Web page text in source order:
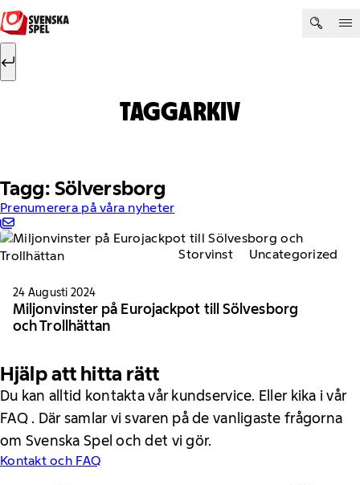
Hoppa till innehåll
Sök efter:
TAGGARKIV
Tagg: Sölversborg
Prenumerera på våra nyheter
Storvinst Uncategorized
24 Augusti 2024
Miljonvinster på Eurojackpot till Sölvesborg
och Trollhättan
Hjälp att hitta rätt
Du kan alltid kontakta vår kundservice. Eller kika i vår
FAQ . Där samlar vi svaren på de vanligaste frågorna
om Svenska Spel och det vi gör.
Kontakt och FAQ